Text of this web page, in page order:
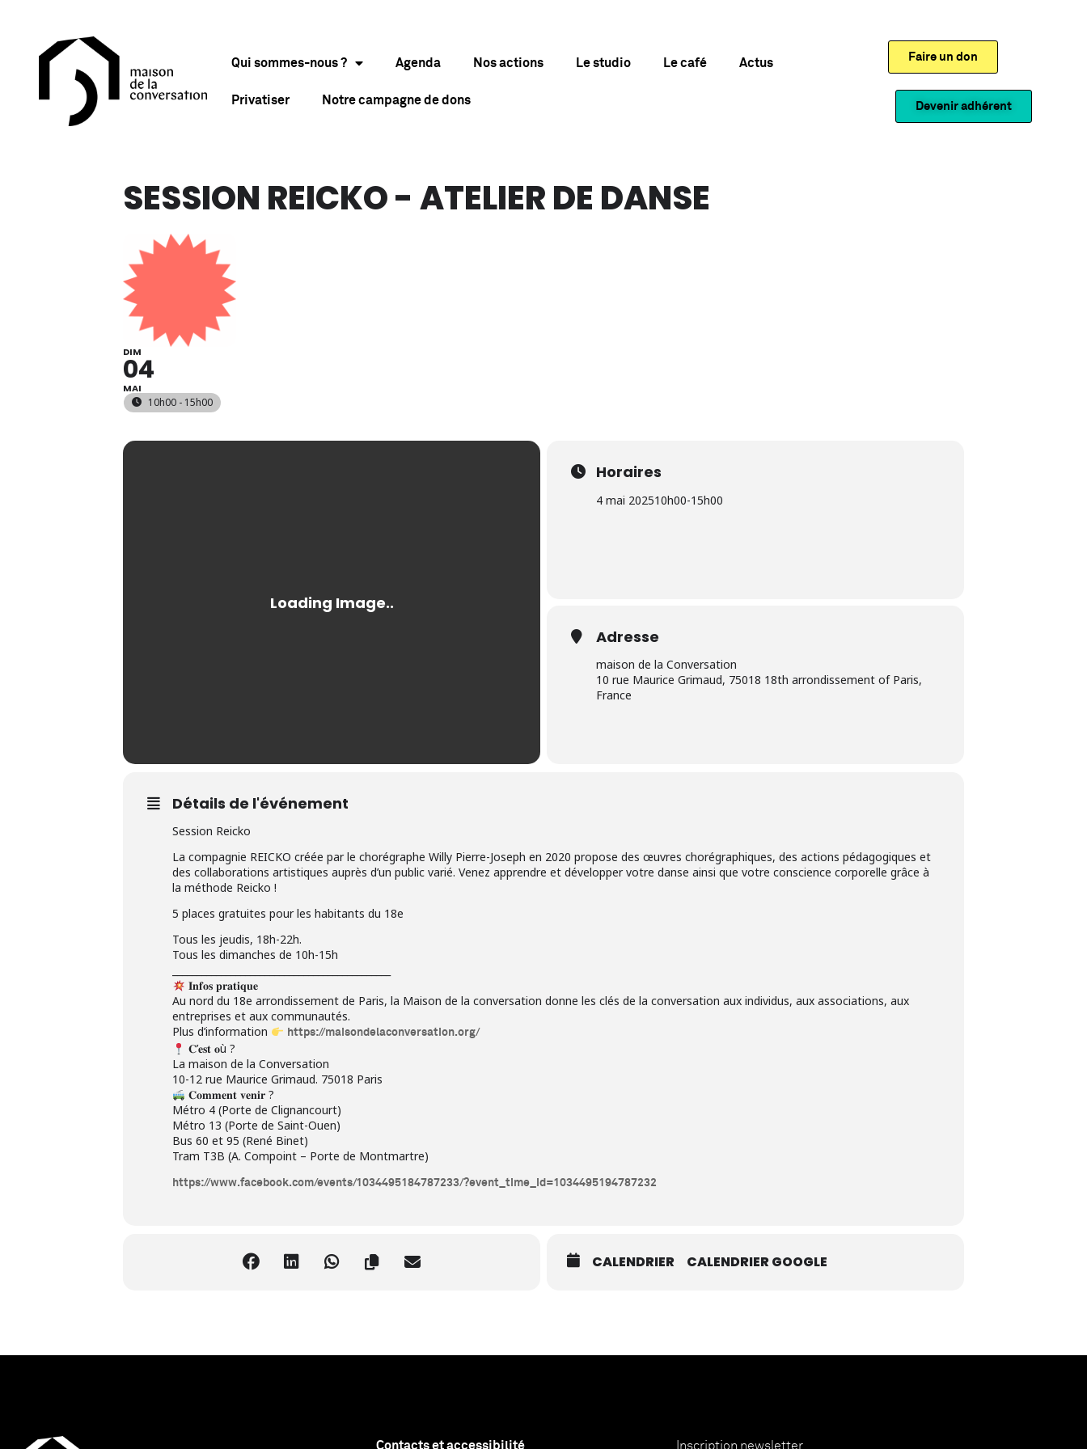
Qui sommes-nous ? Agenda Nos actions Le studio Le café Actus
Privatiser Notre campagne de dons
Faire un don
Devenir adhérent
SESSION REICKO - ATELIER DE DANSE
DIM
04
MAI
10h00 - 15h00
Horaires
4 mai 202510h00-15h00
Adresse
maison de la Conversation
10 rue Maurice Grimaud, 75018 18th arrondissement of Paris,
France
Détails de l'événement
Session Reicko
La compagnie REICKO créée par le chorégraphe Willy Pierre-Joseph en 2020 propose des œuvres chorégraphiques, des actions pédagogiques et
des collaborations artistiques auprès d’un public varié. Venez apprendre et développer votre danse ainsi que votre conscience corporelle grâce à
la méthode Reicko !
5 places gratuites pour les habitants du 18e
Tous les jeudis, 18h-22h.
Tous les dimanches de 10h-15h
𝐈𝐧𝐟𝐨𝐬 𝐩𝐫𝐚𝐭𝐢𝐪𝐮𝐞
Au nord du 18e arrondissement de Paris, la Maison de la conversation donne les clés de la conversation aux individus, aux associations, aux
entreprises et aux communautés.
Plus d’information
https://maisondelaconversation.org/
𝐂’𝐞𝐬𝐭 𝐨ù ?
La maison de la Conversation
10-12 rue Maurice Grimaud. 75018 Paris
𝐂𝐨𝐦𝐦𝐞𝐧𝐭 𝐯𝐞𝐧𝐢𝐫 ?
Métro 4 (Porte de Clignancourt)
Métro 13 (Porte de Saint-Ouen)
Bus 60 et 95 (René Binet)
Tram T3B (A. Compoint – Porte de Montmartre)
https://www.facebook.com/events/1034495184787233/?event_time_id=1034495194787232
CALENDRIER CALENDRIER GOOGLE
Contacts et accessibilité Inscription newsletter